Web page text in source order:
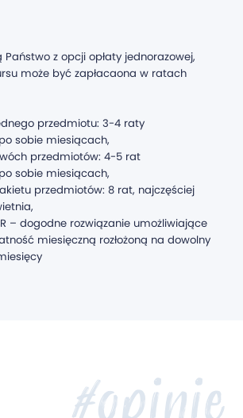
Państwo z opcji opłaty jednorazowej,
może być zapłacaona w ratach
przedmiotu: 3-4 raty
sobie miesiącach,
przedmiotów: 4-5 rat
sobie miesiącach,
przedmiotów: 8 rat, najczęściej
– dogodne rozwiązanie umożliwiające
miesięczną rozłożoną na dowolny